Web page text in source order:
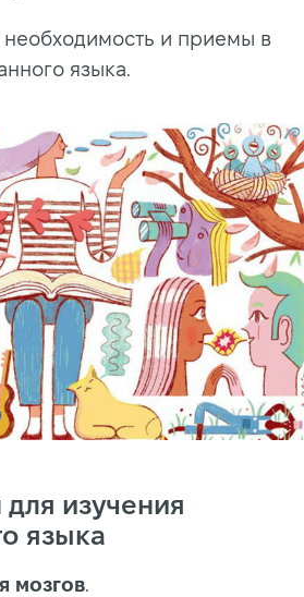
и приемы в
языка.
изучения
языка
мозгов.